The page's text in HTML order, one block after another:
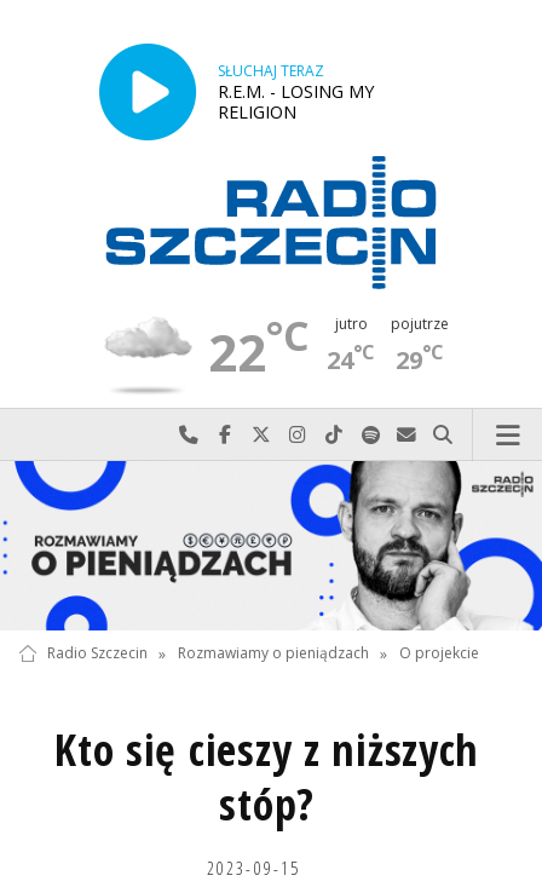
SŁUCHAJ TERAZ
R.E.M. - LOSING MY
RELIGION
22°C jutro
24°C
pojutrze
29°C
Najlepiej po prostu do nas zadzwoń
Odwiedź nas na Facebook-u
Odwiedź nas na X
Odwiedź nas na Instagram-ie
Odwiedź nas na TikTok-u
Szukaj nas na Spotify
Wyślij do nas
Szukaj
Radio Szczecin » Rozmawiamy o pieniądzach » O projekcie
Kto się cieszy z niższych
stóp?
2023-09-15